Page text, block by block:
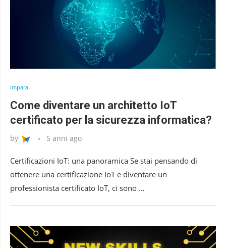
Impara
Come diventare un architetto IoT
certificato per la sicurezza informatica?
by 5 anni ago
Certificazioni IoT: una panoramica Se stai pensando di
ottenere una certificazione IoT e diventare un
professionista certificato IoT, ci sono …